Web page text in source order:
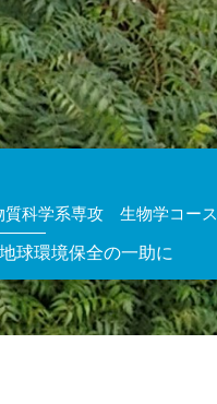
科学系専攻 生物学コース
球環境保全の一助に